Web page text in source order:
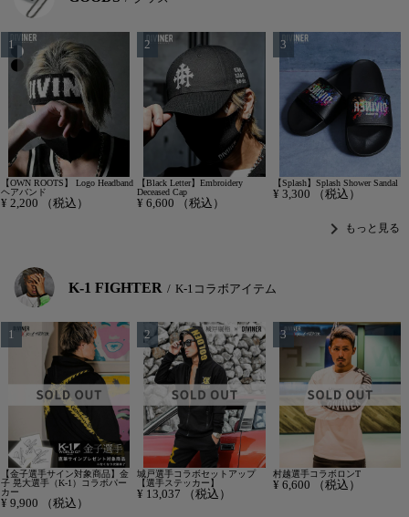
【OWN ROOTS】 Logo Headband
ヘアバンド
¥ 2,200 （税込）
【Black Letter】Embroidery
Deceased Cap
¥ 6,600 （税込）
【Splash】Splash Shower Sandal
¥ 3,300 （税込）
chevron_right もっと見る
K-1 FIGHTER K-1コラボアイテム
【金子選手サイン対象商品】金
子 晃大選手（K-1）コラボパー
カー
¥ 9,900 （税込）
城戸選手コラボセットアップ
【選手ステッカー】
¥ 13,037 （税込）
村越選手コラボロンT
¥ 6,600 （税込）